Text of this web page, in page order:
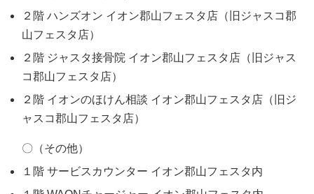
２階 ハンズオン イオン郡山フェスタ店（旧ジャスコ郡
山フェスタ店）
２階 ジャスタ接骨院 イオン郡山フェスタ店（旧ジャス
コ郡山フェスタ店）
２階 イオンのほけん相談 イオン郡山フェスタ店（旧ジ
ャスコ郡山フェスタ店）
〇（その他）
１階 サービスカウンター イオン郡山フェスタ内